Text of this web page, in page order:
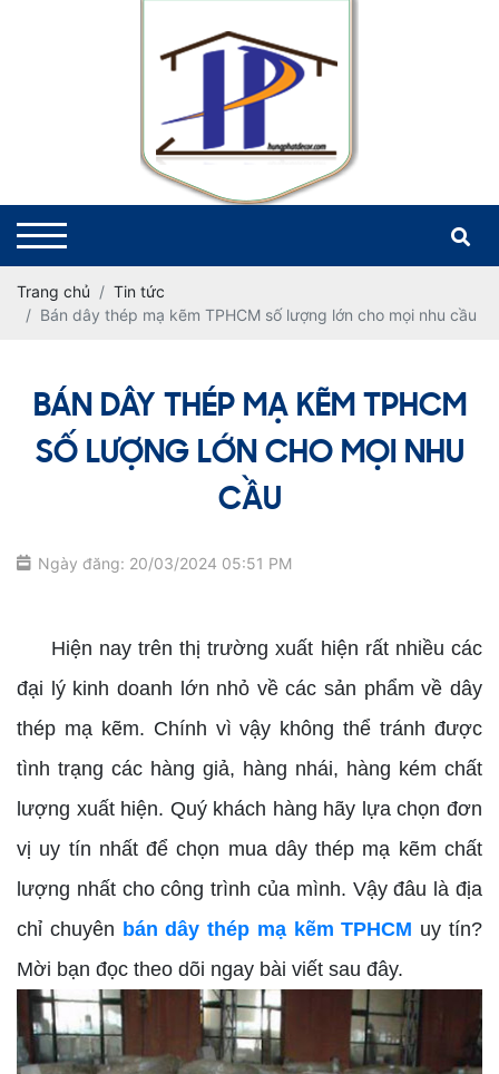
Trang chủ
Tin tức
Bán dây thép mạ kẽm TPHCM số lượng lớn cho mọi nhu cầu
BÁN DÂY THÉP MẠ KẼM TPHCM
SỐ LƯỢNG LỚN CHO MỌI NHU
CẦU
Ngày đăng: 20/03/2024 05:51 PM
Hiện nay trên thị trường xuất hiện rất nhiều các
đại lý kinh doanh lớn nhỏ về các sản phẩm về dây
thép mạ kẽm. Chính vì vậy không thể tránh được
tình trạng các hàng giả, hàng nhái, hàng kém chất
lượng xuất hiện. Quý khách hàng hãy lựa chọn đơn
vị uy tín nhất để chọn mua dây thép mạ kẽm chất
lượng nhất cho công trình của mình. Vậy đâu là địa
chỉ chuyên bán dây thép mạ kẽm TPHCM uy tín?
Mời bạn đọc theo dõi ngay bài viết sau đây.